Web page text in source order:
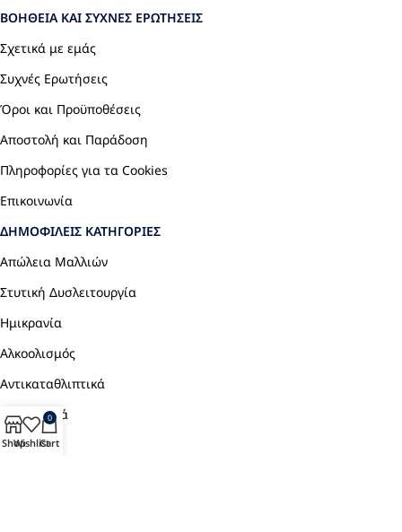
ΒΟΉΘΕΙΑ ΚΑΙ ΣΥΧΝΈΣ ΕΡΩΤΉΣΕΙΣ
Σχετικά με εμάς
Συχνές Ερωτήσεις
Όροι και Προϋποθέσεις
Αποστολή και Παράδοση
Πληροφορίες για τα Cookies
Επικοινωνία
ΔΗΜΟΦΙΛΕΊΣ ΚΑΤΗΓΟΡΊΕΣ
Απώλεια Μαλλιών
Στυτική Δυσλειτουργία
Ημικρανία
Αλκοολισμός
Αντικαταθλιπτικά
Αναλγητικά
ShopWishlist
0
Cart